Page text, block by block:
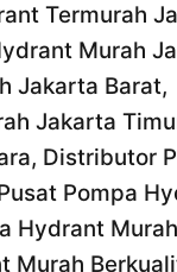
Termurah
Murah
Jakarta Barat,
Jakarta
Distributor
Pompa
Hydrant Murah
Murah